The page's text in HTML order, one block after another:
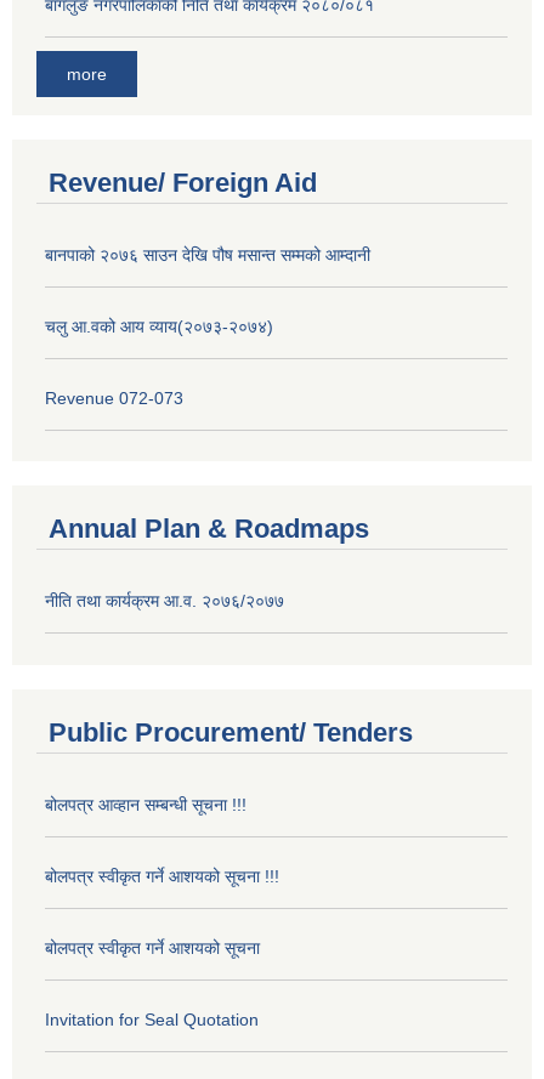
बागलुङ नगरपालिकाको निति तथा कार्यक्रम २०८०/०८१
more
Revenue/ Foreign Aid
बानपाको २०७६ साउन देखि पौष मसान्त सम्मको आम्दानी
चलु आ.वको आय व्याय(२०७३-२०७४)
Revenue 072-073
Annual Plan & Roadmaps
नीति तथा कार्यक्रम आ.व. २०७६/२०७७
Public Procurement/ Tenders
बोलपत्र आव्हान सम्बन्धी सूचना !!!
बोलपत्र स्वीकृत गर्ने आशयको सूचना !!!
बोलपत्र स्वीकृत गर्ने आशयको सूचना
Invitation for Seal Quotation